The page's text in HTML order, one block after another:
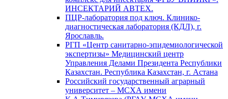
ИНСЕКТАРИЙ АВТЕХ.
ПЦР-лаборатория под ключ. Клинико-
диагностическая лаборатория (КДЛ), г.
Ярославль.
РГП «Центр санитарно-эпидемиологической
экспертизы» Медицинский центр
Управления Делами Президента Республики
Казахстан. Республика Казахстан, г. Астана
Российский государственный аграрный
университет – МСХА имени